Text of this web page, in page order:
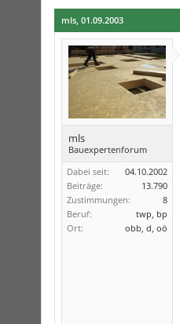
mls, 01.09.2003
mls
Bauexpertenforum
Dabei seit:
04.10.2002
Beiträge:
13.790
Zustimmungen:
8
Beruf:
twp, bp
Ort:
obb, d, oö